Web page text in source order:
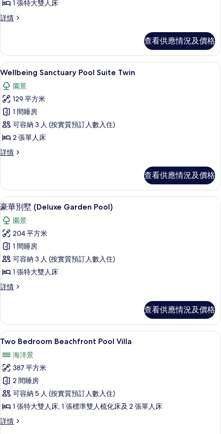
套
房
片
Pool
Suite
相
片
1 張特大雙人床
詳情
Wellbeing
King
詳
情
查看供應情況及價格
載
入
所
有
Wellbeing
Sanctuary
Pool
Suite
相
片
迷你吧贈品、房內夾萬、書桌、手提
10
Wellbeing Sanctuary Pool Suite Twin
園景
129 平方米
1 間睡房
可容納 3 人 (按實質預訂人數入住)
2 張單人床
詳情
Wellbeing
Twin
詳
情
查看供應情況及價格
載
入
所
有
豪
華
別
墅
Pool)
的
相
片
8
豪華別墅 (Deluxe Garden Pool)
園景
204 平方米
1 間睡房
可容納 3 人 (按實質預訂人數入住)
1 張特大雙人床
詳情
豪
(Deluxe
Garden
Pool)
情
查看供應情況及價格
載
所
有
Two
Bedroom
Beachfront
Pool
Two Bedroom Beachfront Pool Villa |
10
Two Bedroom Beachfront Pool Villa
海洋景
387 平方米
2 間睡房
可容納 5 人 (按實質預訂人數入住)
1 張特大雙人床, 1 張標準雙人梳化床及 2 張單人床
詳情
Two